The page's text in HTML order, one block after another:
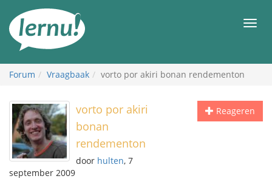
inhoud
Forum Vraagbaak vorto por akiri bonan rendementon
Reageren
vorto por akiri
bonan
rendementon
door hulten, 7
september 2009